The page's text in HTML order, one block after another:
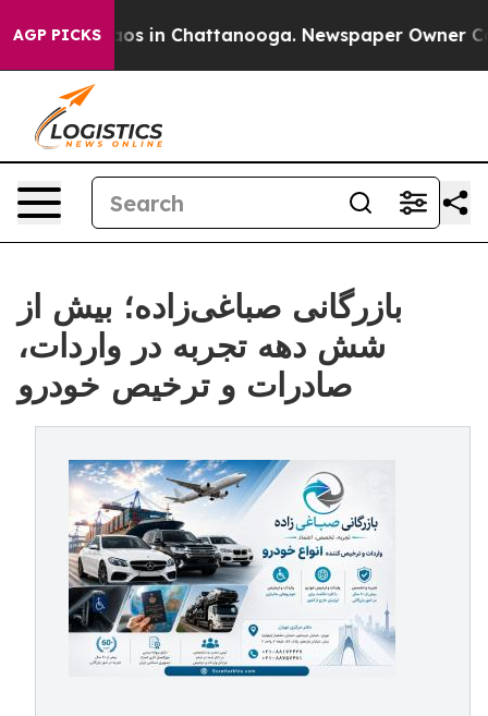
AGP PICKS
Chaos in Chattanooga. Newspaper Owner
بازرگانی صباغی‌زاده؛ بیش از
شش دهه تجربه در واردات،
صادرات و ترخیص خودرو